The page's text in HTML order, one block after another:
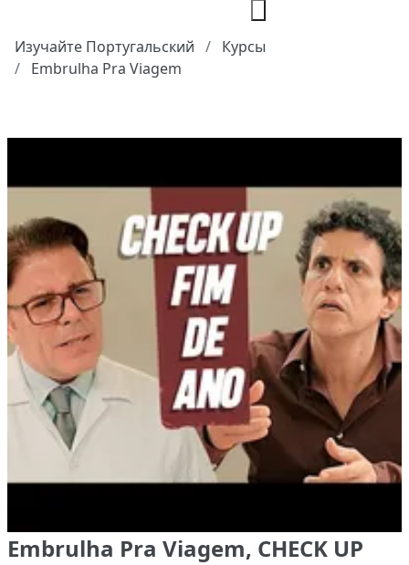
Изучайте Португальский
Курсы
Embrulha Pra Viagem
Embrulha Pra Viagem, CHECK UP